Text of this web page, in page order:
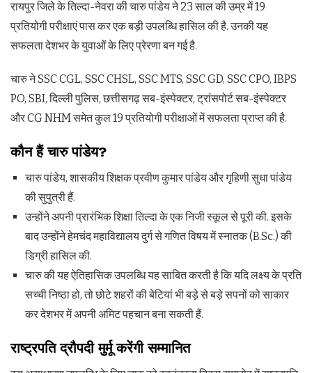
रायपुर जिले के तिल्दा-नेवरा की चारु पांडेय ने 23 साल की उम्र में 19
प्रतियोगी परीक्षाएं पास कर एक बड़ी उपलब्धि हासिल की है. उनकी यह
सफलता देशभर के युवाओं के लिए प्रेरणा बन गई है.
चारु ने SSC CGL, SSC CHSL, SSC MTS, SSC GD, SSC CPO, IBPS
PO, SBI, दिल्ली पुलिस, छत्तीसगढ़ सब-इंस्पेक्टर, ट्रांसपोर्ट सब-इंस्पेक्टर
और CG NHM समेत कुल 19 प्रतियोगी परीक्षाओं में सफलता प्राप्त की है.
कौन हैं चारु पांडेय?
चारु पांडेय, शासकीय शिक्षक प्रवीण कुमार पांडेय और गृहिणी सुधा पांडेय
की सुपुत्री हैं.
उन्होंने अपनी प्रारंभिक शिक्षा तिल्दा के एक निजी स्कूल से पूरी की. इसके
बाद उन्होंने हेमचंद महाविद्यालय दुर्ग से गणित विषय में स्नातक (B.Sc.) की
डिग्री हासिल की.
चारु की यह ऐतिहासिक उपलब्धि यह साबित करती है कि यदि लक्ष्य के प्रति
सच्ची निष्ठा हो, तो छोटे शहरों की बेटियां भी बड़े से बड़े सपनों को साकार
कर देशभर में अपनी अमिट पहचान बना सकती हैं.
राष्ट्रपति द्रौपदी मुर्मू करेंगी सम्मानित